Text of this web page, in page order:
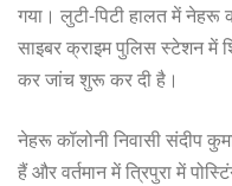
गया। लुटी-पिटी हालत में नेहरू
साइबर क्राइम पुलिस स्टेशन में
कर जांच शुरू कर दी है।
नेहरू कॉलोनी निवासी संदीप
हैं और वर्तमान में त्रिपुरा में